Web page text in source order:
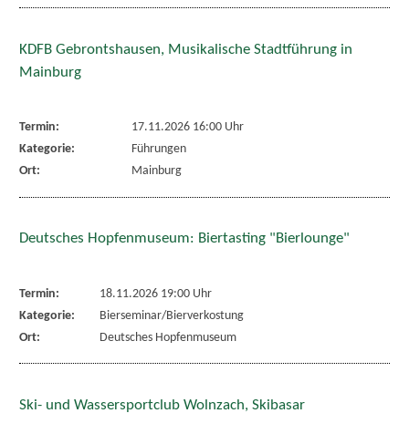
KDFB Gebrontshausen, Musikalische Stadtführung in
Mainburg
Termin:
17.11.2026 16:00 Uhr
Kategorie:
Führungen
Ort:
Mainburg
Deutsches Hopfenmuseum: Biertasting "Bierlounge"
Termin:
18.11.2026 19:00 Uhr
Kategorie:
Bierseminar/Bierverkostung
Ort:
Deutsches Hopfenmuseum
Ski- und Wassersportclub Wolnzach, Skibasar